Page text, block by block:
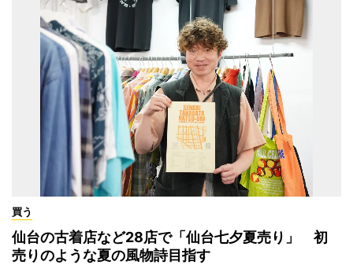
買う
仙台の古着店など28店で「仙台七夕夏売り」 初
売りのような夏の風物詩目指す